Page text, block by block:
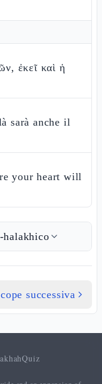
ἐκεῖ καὶ ἡ
sarà anche il
your heart will
successiva
Quiz